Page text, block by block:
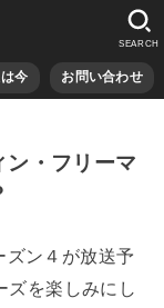
今 お問い合わせ
SEARCH
ン・フリーマ
ン４が放送予
ズを楽しみにし